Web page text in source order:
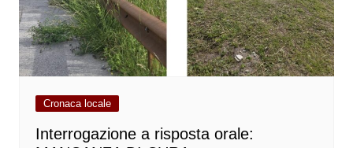
Cronaca locale
Interrogazione a risposta orale: